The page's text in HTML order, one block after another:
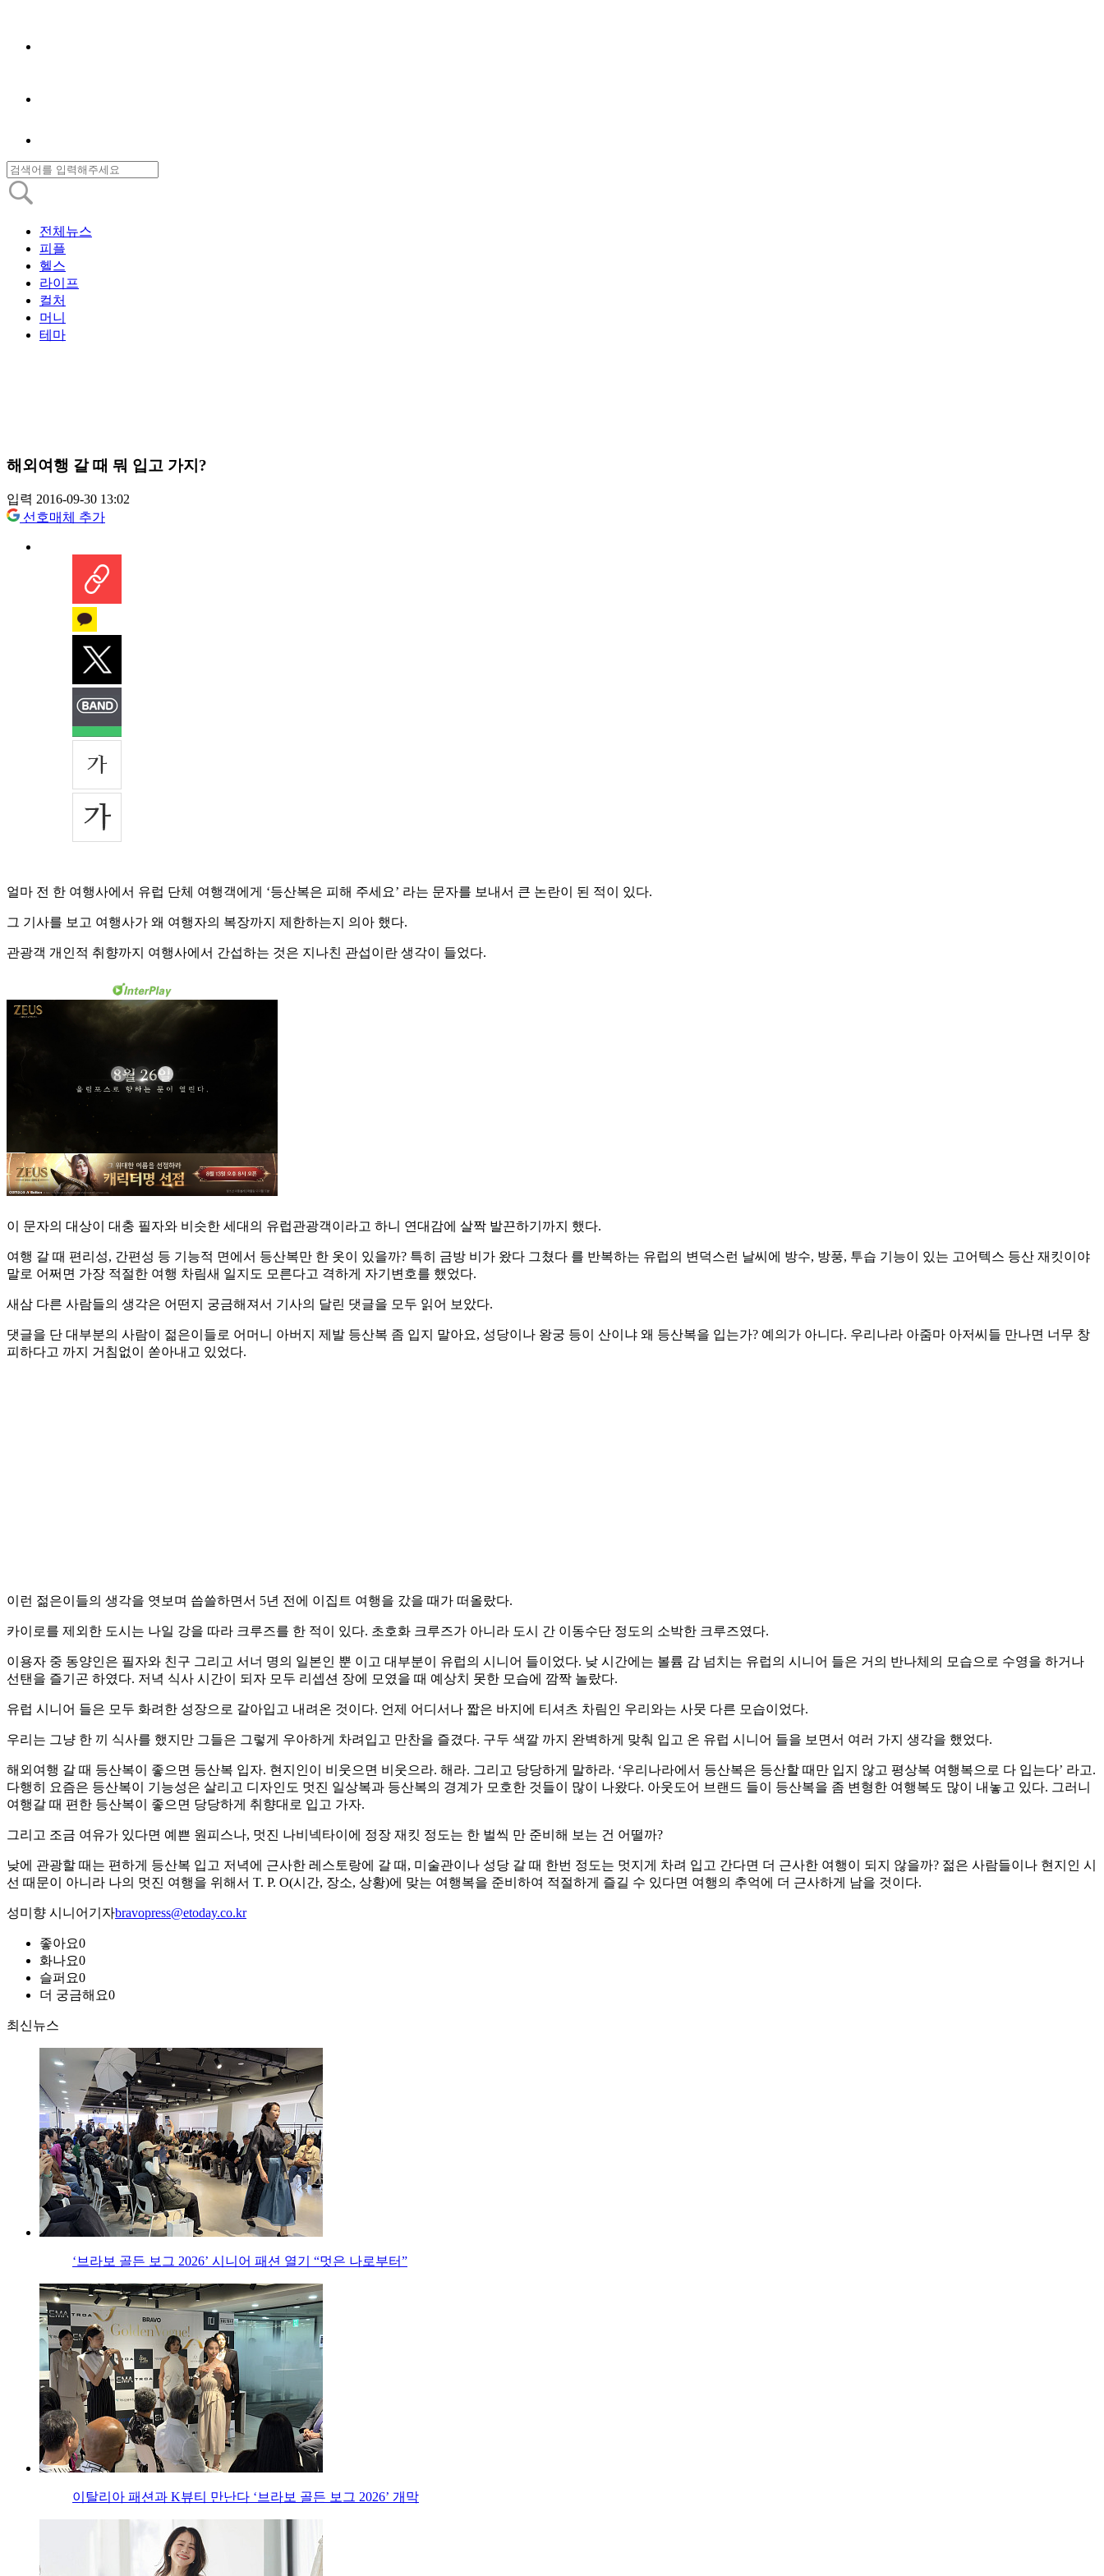
전체뉴스
피플
헬스
라이프
컬처
머니
테마
해외여행 갈 때 뭐 입고 가지?
입력 2016-09-30 13:02
선호매체 추가
얼마 전 한 여행사에서 유럽 단체 여행객에게 ‘등산복은 피해 주세요’ 라는 문자를 보내서 큰 논란이 된 적이 있다.
그 기사를 보고 여행사가 왜 여행자의 복장까지 제한하는지 의아 했다.
관광객 개인적 취향까지 여행사에서 간섭하는 것은 지나친 관섭이란 생각이 들었다.
이 문자의 대상이 대충 필자와 비슷한 세대의 유럽관광객이라고 하니 연대감에 살짝 발끈하기까지 했다.
여행 갈 때 편리성, 간편성 등 기능적 면에서 등산복만 한 옷이 있을까? 특히 금방 비가 왔다 그쳤다 를 반복하는 유럽의 변덕스런 날씨에 방수, 방풍, 투습 기능이 있는 고어텍스 등산 재킷이야
말로 어쩌면 가장 적절한 여행 차림새 일지도 모른다고 격하게 자기변호를 했었다.
새삼 다른 사람들의 생각은 어떤지 궁금해져서 기사의 달린 댓글을 모두 읽어 보았다.
댓글을 단 대부분의 사람이 젊은이들로 어머니 아버지 제발 등산복 좀 입지 말아요, 성당이나 왕궁 등이 산이냐 왜 등산복을 입는가? 예의가 아니다. 우리나라 아줌마 아저씨들 만나면 너무 창
피하다고 까지 거침없이 쏟아내고 있었다.
이런 젊은이들의 생각을 엿보며 씁쓸하면서 5년 전에 이집트 여행을 갔을 때가 떠올랐다.
카이로를 제외한 도시는 나일 강을 따라 크루즈를 한 적이 있다. 초호화 크루즈가 아니라 도시 간 이동수단 정도의 소박한 크루즈였다.
이용자 중 동양인은 필자와 친구 그리고 서너 명의 일본인 뿐 이고 대부분이 유럽의 시니어 들이었다. 낮 시간에는 볼륨 감 넘치는 유럽의 시니어 들은 거의 반나체의 모습으로 수영을 하거나
선탠을 즐기곤 하였다. 저녁 식사 시간이 되자 모두 리셉션 장에 모였을 때 예상치 못한 모습에 깜짝 놀랐다.
유럽 시니어 들은 모두 화려한 성장으로 갈아입고 내려온 것이다. 언제 어디서나 짧은 바지에 티셔츠 차림인 우리와는 사뭇 다른 모습이었다.
우리는 그냥 한 끼 식사를 했지만 그들은 그렇게 우아하게 차려입고 만찬을 즐겼다. 구두 색깔 까지 완벽하게 맞춰 입고 온 유럽 시니어 들을 보면서 여러 가지 생각을 했었다.
해외여행 갈 때 등산복이 좋으면 등산복 입자. 현지인이 비웃으면 비웃으라. 해라. 그리고 당당하게 말하라. ‘우리나라에서 등산복은 등산할 때만 입지 않고 평상복 여행복으로 다 입는다’ 라고.
다행히 요즘은 등산복이 기능성은 살리고 디자인도 멋진 일상복과 등산복의 경계가 모호한 것들이 많이 나왔다. 아웃도어 브랜드 들이 등산복을 좀 변형한 여행복도 많이 내놓고 있다. 그러니
여행갈 때 편한 등산복이 좋으면 당당하게 취향대로 입고 가자.
그리고 조금 여유가 있다면 예쁜 원피스나, 멋진 나비넥타이에 정장 재킷 정도는 한 벌씩 만 준비해 보는 건 어떨까?
낮에 관광할 때는 편하게 등산복 입고 저녁에 근사한 레스토랑에 갈 때, 미술관이나 성당 갈 때 한번 정도는 멋지게 차려 입고 간다면 더 근사한 여행이 되지 않을까? 젊은 사람들이나 현지인 시
선 때문이 아니라 나의 멋진 여행을 위해서 T. P. O(시간, 장소, 상황)에 맞는 여행복을 준비하여 적절하게 즐길 수 있다면 여행의 추억에 더 근사하게 남을 것이다.
성미향 시니어기자bravopress@etoday.co.kr
좋아요0
화나요0
슬퍼요0
더 궁금해요0
최신뉴스
‘브라보 골든 보그 2026’ 시니어 패션 열기 “멋은 나로부터”
이탈리아 패션과 K뷰티 만난다 ‘브라보 골든 보그 2026’ 개막